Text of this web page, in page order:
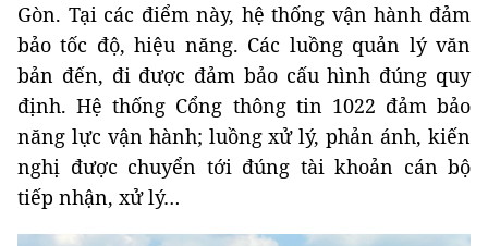
Gòn. Tại các điểm này, hệ thống vận hành đảm
bảo tốc độ, hiệu năng. Các luồng quản lý văn
bản đến, đi được đảm bảo cấu hình đúng quy
định. Hệ thống Cổng thông tin 1022 đảm bảo
năng lực vận hành; luồng xử lý, phản ánh, kiến
nghị được chuyển tới đúng tài khoản cán bộ
tiếp nhận, xử lý…